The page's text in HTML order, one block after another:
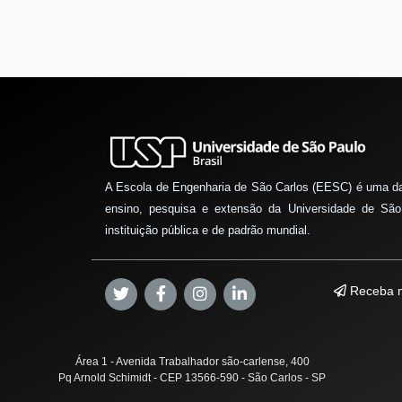
A Escola de Engenharia de São Carlos (EESC) é uma
ensino, pesquisa e extensão da Universidade de
instituição pública e de padrão mundial.
Receba
Área 1 - Avenida Trabalhador são-carlense, 400
Pq Arnold Schimidt - CEP 13566-590 - São Carlos - SP